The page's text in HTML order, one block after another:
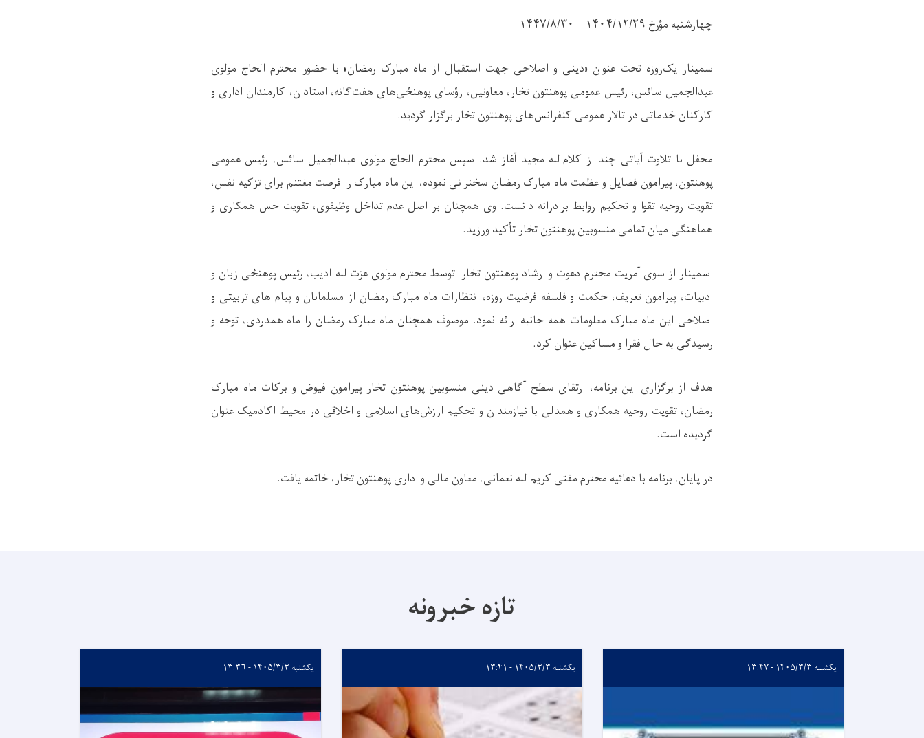
چهارشنبه مؤرخ ۱۴۰۴/۱۲/۲۹ – ۱۴۴۷/۸/۳۰
سمینار یک‌روزه تحت عنوان «دینی و اصلاحی جهت استقبال از ماه مبارک رمضان» با حضور محترم الحاج مولوی
عبدالجمیل سائس، رئیس عمومی پوهنتون تخار، معاونین، رؤسای پوهنځی‌های هفت‌گانه، استادان، کارمندان اداری و
کارکنان خدماتی در تالار عمومی کنفرانس‌های پوهنتون تخار برگزار گردید.
محفل با تلاوت آیاتی چند از کلام‌الله مجید آغاز شد. سپس محترم الحاج مولوی عبدالجمیل سائس، رئیس عمومی
پوهنتون، پیرامون فضایل و عظمت ماه مبارک رمضان سخنرانی نموده، این ماه مبارک را فرصت مغتنم برای تزکیه نفس،
تقویت روحیه تقوا و تحکیم روابط برادرانه دانست. وی همچنان بر اصل عدم تداخل وظیفوی، تقویت حس همکاری و
هماهنگی میان تمامی منسوبین پوهنتون تخار تأکید ورزید.
سمینار از سوی آمریت محترم دعوت و ارشاد پوهنتون تخار توسط محترم مولوی عزت‌الله ادیب، رئیس پوهنځی زبان و
ادبیات، پیرامون تعریف، حکمت و فلسفه فرضیت روزه، انتظارات ماه مبارک رمضان از مسلمانان و پیام‌ های تربیتی و
اصلاحی این ماه مبارک معلومات همه‌ جانبه ارائه نمود. موصوف همچنان ماه مبارک رمضان را ماه همدردی، توجه و
رسیدگی به حال فقرا و مساکین عنوان کرد.
هدف از برگزاری این برنامه، ارتقای سطح آگاهی دینی منسوبین پوهنتون تخار پیرامون فیوض و برکات ماه مبارک
رمضان، تقویت روحیه همکاری و همدلی با نیازمندان و تحکیم ارزش‌های اسلامی و اخلاقی در محیط اکادمیک عنوان
گردیده است.
در پایان، برنامه با دعائیه محترم مفتی کریم‌الله نعمانی، معاون مالی و اداری پوهنتون تخار، خاتمه یافت.
تازه خبرونه
یکشنبه ۱۴۰۵/۳/۳ - ۱۳:۴۷ یکشنبه ۱۴۰۵/۳/۳ - ۱۳:۴۱ یکشنبه ۱۴۰۵/۳/۳ - ۱۳:۳۶